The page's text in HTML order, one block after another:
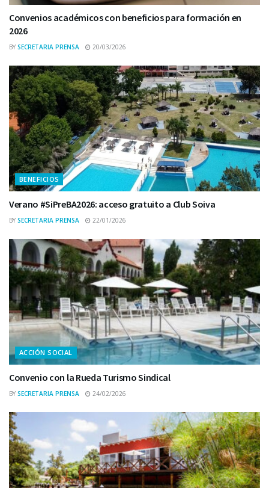
Convenios académicos con beneficios para formación en
2026
BY SECRETARIA PRENSA 20/03/2026
BENEFICIOS
Verano #SiPreBA2026: acceso gratuito a Club Soiva
BY SECRETARIA PRENSA 22/01/2026
ACCIÓN SOCIAL
Convenio con la Rueda Turismo Sindical
BY SECRETARIA PRENSA 24/02/2026